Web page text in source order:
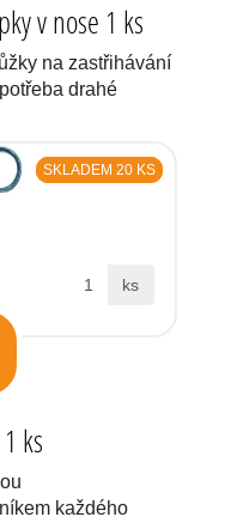
v nose 1 ks
na zastřihávání
drahé
SKLADEM 20 KS
ks
ks
každého